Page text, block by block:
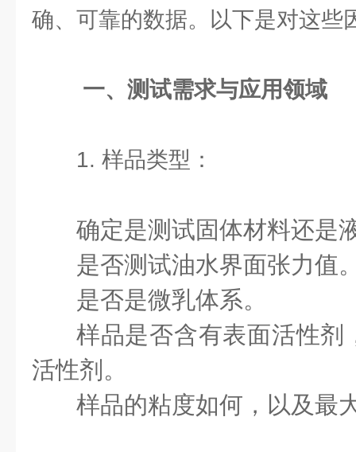
确、可靠的数据。以下是对这些
一、测试需求与应用领域
1. 样品类型：
确定是测试固体材料还是
是否测试油水界面张力值
是否是微乳体系。
样品是否含有表面活性剂
活性剂。
样品的粘度如何，以及最